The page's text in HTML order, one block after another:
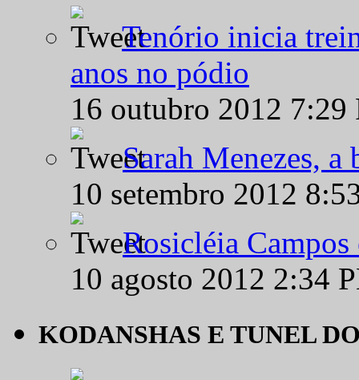
Tenório inicia
anos no pódio
16 outubro 2012
Sarah Menezes,
10 setembro 2012
Rosicléia
10 agosto 2012 2:34
KODANSHAS E TUNEL